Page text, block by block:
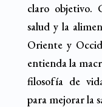
claro objetivo.
salud y la
Oriente y
entienda la
filosofía de
para mejorar la